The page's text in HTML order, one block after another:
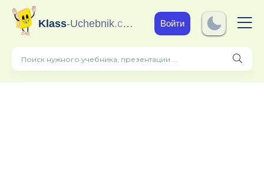
Klass-Uchebnik.com Войти